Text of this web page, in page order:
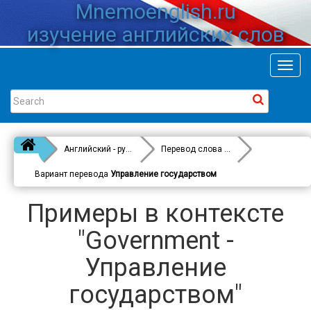
Mnemoenglish.ru
изучение английских слов
Английский - русский Перевод слова
Government
Вариант перевода Управление государством
Примеры в контексте
"Government -
Управление
государством"